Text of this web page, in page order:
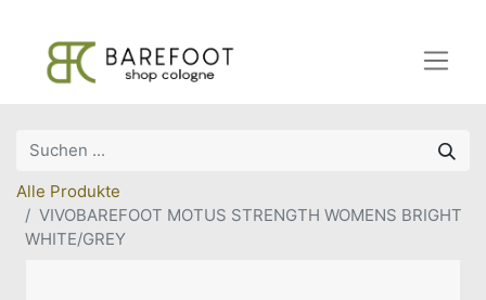
Alle Produkte
VIVOBAREFOOT MOTUS STRENGTH WOMENS BRIGHT
WHITE/GREY